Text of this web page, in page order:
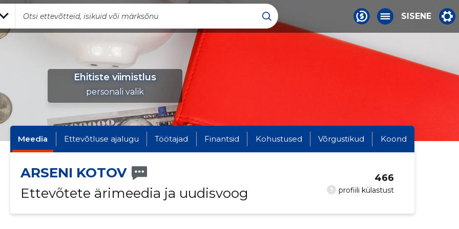
SISENE
Ehitiste viimistlus
personali valik
Meedia Ettevõtluse ajalugu Töötajad Finantsid Kohustused Võrgustikud Koond
ARSENI KOTOV
Ettevõtete ärimeedia ja uudisvoog
? profiili külastust
466